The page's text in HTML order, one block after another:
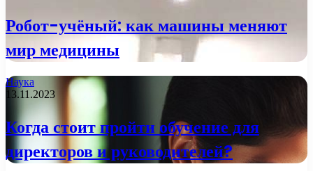
Робот-учёный: как машины меняют
мир медицины
Наука
13.11.2023
Когда стоит пройти обучение для
директоров и руководителей?